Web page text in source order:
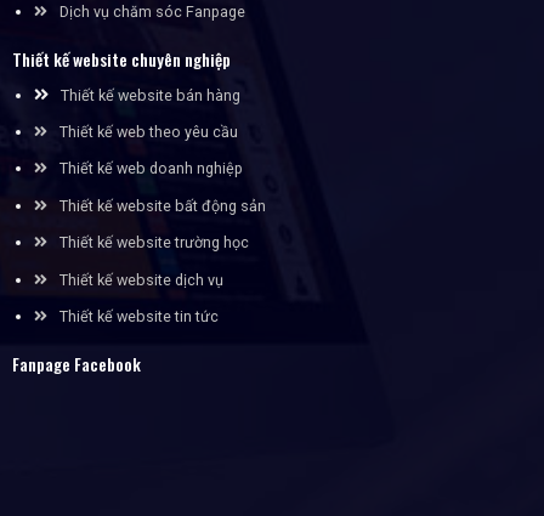
Dịch vụ chăm sóc Fanpage
Thiết kế website chuyên nghiệp
Thiết kế website bán hàng
Thiết kế web theo yêu cầu
Thiết kế web doanh nghiệp
Thiết kế website bất động sản
Thiết kế website trường học
Thiết kế website dịch vụ
Thiết kế website tin tức
Fanpage Facebook